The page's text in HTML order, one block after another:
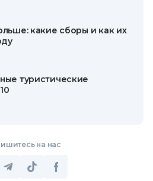
какие сборы и как их
туристические
на нас